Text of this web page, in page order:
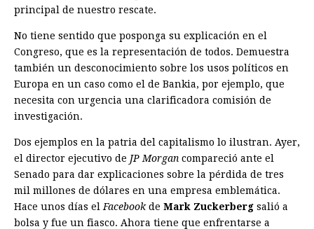
principal de nuestro rescate.
No tiene sentido que posponga su explicación en el
Congreso, que es la representación de todos. Demuestra
también un desconocimiento sobre los usos políticos en
Europa en un caso como el de Bankia, por ejemplo, que
necesita con urgencia una clarificadora comisión de
investigación.
Dos ejemplos en la patria del capitalismo lo ilustran. Ayer,
el director ejecutivo de JP Morgan compareció ante el
Senado para dar explicaciones sobre la pérdida de tres
mil millones de dólares en una empresa emblemática.
Hace unos días el Facebookde Mark Zuckerberg salió a
bolsa y fue un fiasco. Ahora tiene que enfrentarse a